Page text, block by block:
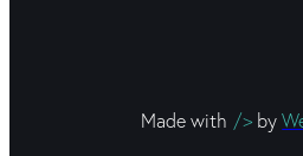
Made with />by